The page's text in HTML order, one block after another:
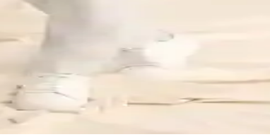
karşılaştırılıyor. Kumaş, kesim ve dayanıklılık
ve Özellikleri
malzeme, tasarım ve dayanıklılık özellikleri
ve Şık Kullanım İçin
açısından karşılaştırıldı. Her iki ürün de şık ve